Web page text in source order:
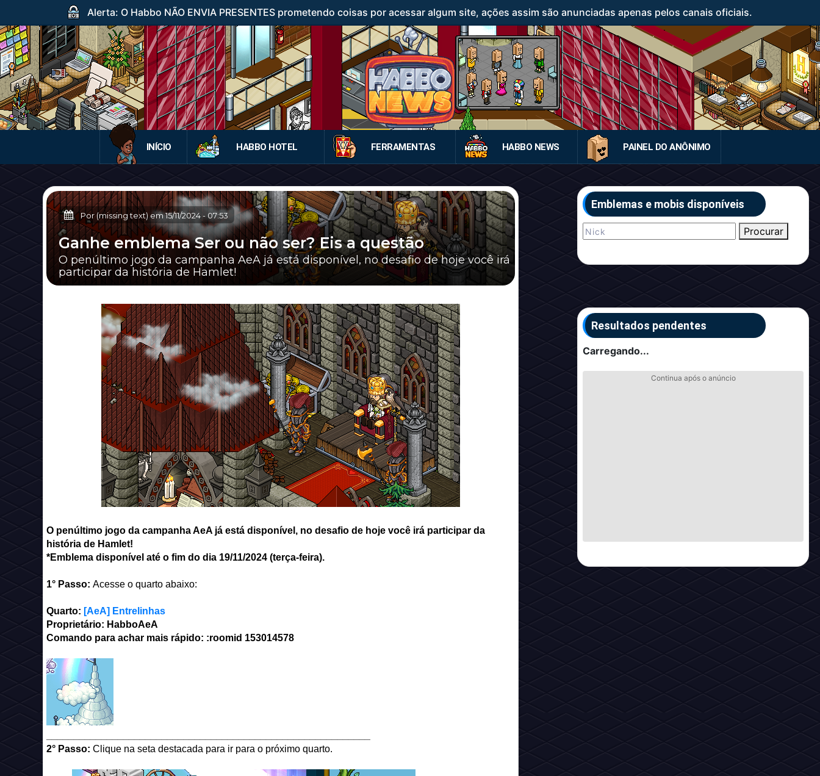
Alerta: O Habbo NÃO ENVIA PRESENTES prometendo coisas por acessar algum site, ações assim são anunciadas apenas pelos canais oficiais.
INÍCIO HABBO HOTEL FERRAMENTAS HABBO NEWS PAINEL DO ANÔNIMO
Por (missing text) em15/11/2024-07:53
Ganhe emblema Ser ou não ser? Eis a questão
O penúltimo jogo da campanha AeA já está disponível, no desafio de hoje você irá
participar da história de Hamlet!
O penúltimo jogo da campanha AeA já está disponível, no desafio de hoje você irá participar da
história de Hamlet!
*Emblema disponível até o fim do dia 19/11/2024 (terça-feira).
1° Passo: Acesse o quarto abaixo:
Quarto: [AeA] Entrelinhas
Proprietário: HabboAeA
Comando para achar mais rápido: :roomid 153014578
2° Passo: Clique na seta destacada para ir para o próximo quarto.
Emblemas e mobis disponíveis
Procurar
Resultados pendentes
Carregando...